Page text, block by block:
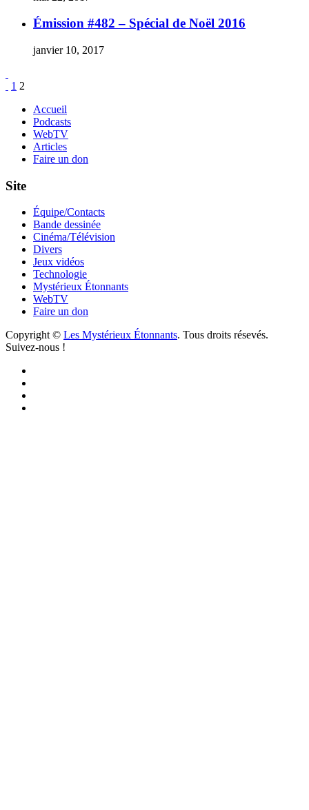
Émission #482 – Spécial de Noël 2016
janvier 10, 2017
Pagination
des
publications
Page
1 Page
2
Accueil
Podcasts
WebTV
Articles
Faire un don
Site
Équipe/Contacts
Bande dessinée
Cinéma/Télévision
Divers
Jeux vidéos
Technologie
Mystérieux Étonnants
WebTV
Faire un don
Copyright © Les Mystérieux Étonnants. Tous droits résevés.
Suivez-nous !